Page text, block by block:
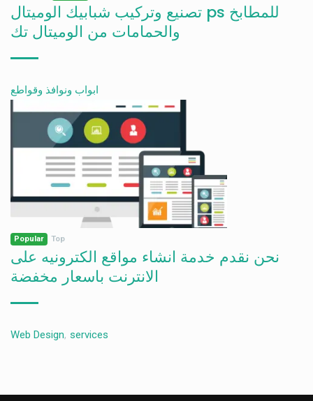
تصنيع وتركيب شبابيك الوميتال ps للمطابخ
والحمامات من الوميتال تك
ابواب ونوافذ وقواطع
Popular Top
نحن نقدم خدمة انشاء مواقع الكترونيه على
الانترنت باسعار مخفضة
Web Design, services